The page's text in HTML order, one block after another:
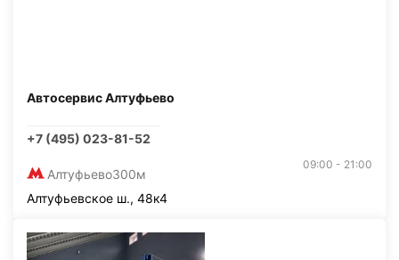
Автосервис Алтуфьево
+7 (495) 023-81-52
Алтуфьево300м
09:00 - 21:00
Алтуфьевское ш., 48к4